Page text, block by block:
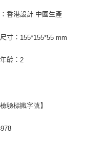
香港設計 中國生產
寸： 155*155*55 mm
齡： 2
檢驗標識字號】